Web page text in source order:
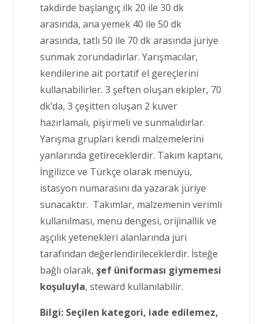
takdirde başlangıç ilk 20 ile 30 dk
arasında, ana yemek 40 ile 50 dk
arasında, tatlı 50 ile 70 dk arasında jüriye
sunmak zorundadırlar. Yarışmacılar,
kendilerine ait portatif el gereçlerini
kullanabilirler. 3 şeften oluşan ekipler, 70
dk’da, 3 çeşitten oluşan 2 kuver
hazırlamalı, pişirmeli ve sunmalıdırlar.
Yarışma grupları kendi malzemelerini
yanlarında getireceklerdir. Takım kaptanı,
İngilizce ve Türkçe olarak menüyü,
istasyon numarasını da yazarak jüriye
sunacaktır. Takımlar, malzemenin verimli
kullanılması, menü dengesi, orijinallik ve
aşçılık yetenekleri alanlarında jüri
tarafından değerlendirileceklerdir. İsteğe
bağlı olarak, şef üniforması giymemesi
koşuluyla, steward kullanılabilir.
Bilgi: Seçilen kategori, iade edilemez,